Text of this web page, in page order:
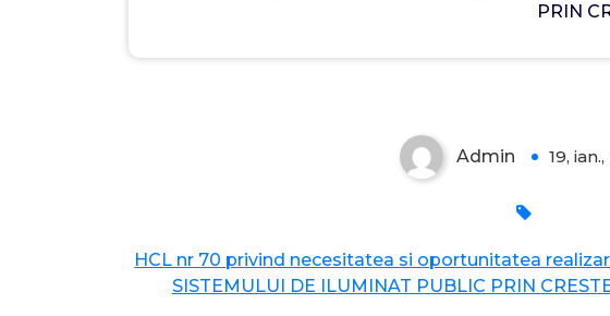
PRIN
Admin 19,
HCL nr 70 privind necesitatea si oportunitatea
SISTEMULUI DE ILUMINAT PUBLIC PRIN